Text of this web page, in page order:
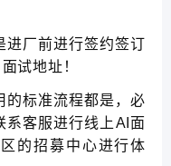
进厂前进行签约签订
试地址！
的标准流程都是，必
系客服进行线上AI面
的招募中心进行体